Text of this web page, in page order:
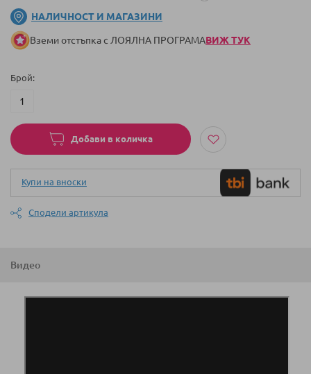
НАЛИЧНОСТ И МАГАЗИНИ
Вземи отстъпка с ЛОЯЛНА ПРОГРАМАВИЖ ТУК
Брой
Добави в количка
Купи на вноски
Сподели артикула
Видео